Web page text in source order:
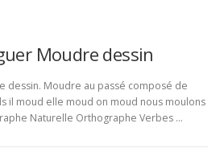
Moudre dessin
dessin. Moudre au passé composé de
il moud elle moud on moud nous moulons
Naturelle Orthographe Verbes …